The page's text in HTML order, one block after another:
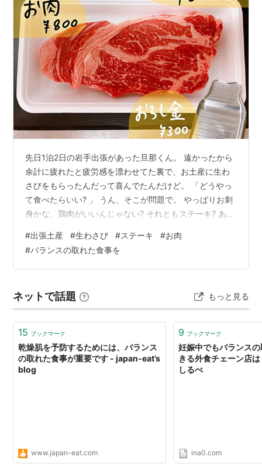
先日1泊2日の岩手出張があった旦那くん。 遠かったから
余計に疲れたと疲労感を漂わせてた裏で、お土産に生わ
さびをもらったんだって喜んでたんだけど。 「どうやっ
て食べたらいい? 」 うん、そこが問題で。 やっぱりお刺
身かな、鶏肉がいいんじゃない? それともステーキ? あと
見交換した結果。 ステーキ(牛肉)になりました。 けど、
タダで生わさび貰った！って喜んでた割にお金が掛かっ
てるわけで。 逆に言っちゃえば、生わさびを貰ったから
老で鯛～に解釈は変わってくるんだけど。 「美味しかっ
た！」 なんだかんだ…
#出張土産 #生わさび #ステーキ #お肉
#バランスの取れた食事を
ネットで話題 もっと見る
15 ブックマーク
乾燥肌を予防するためには、バランス
の取れた食事が重要です - japan-eat’s
blog
www.japan-eat.com
9 ブックマーク
妊娠中でもバランス
きる外食チェーン店
しるべ
ina0.com